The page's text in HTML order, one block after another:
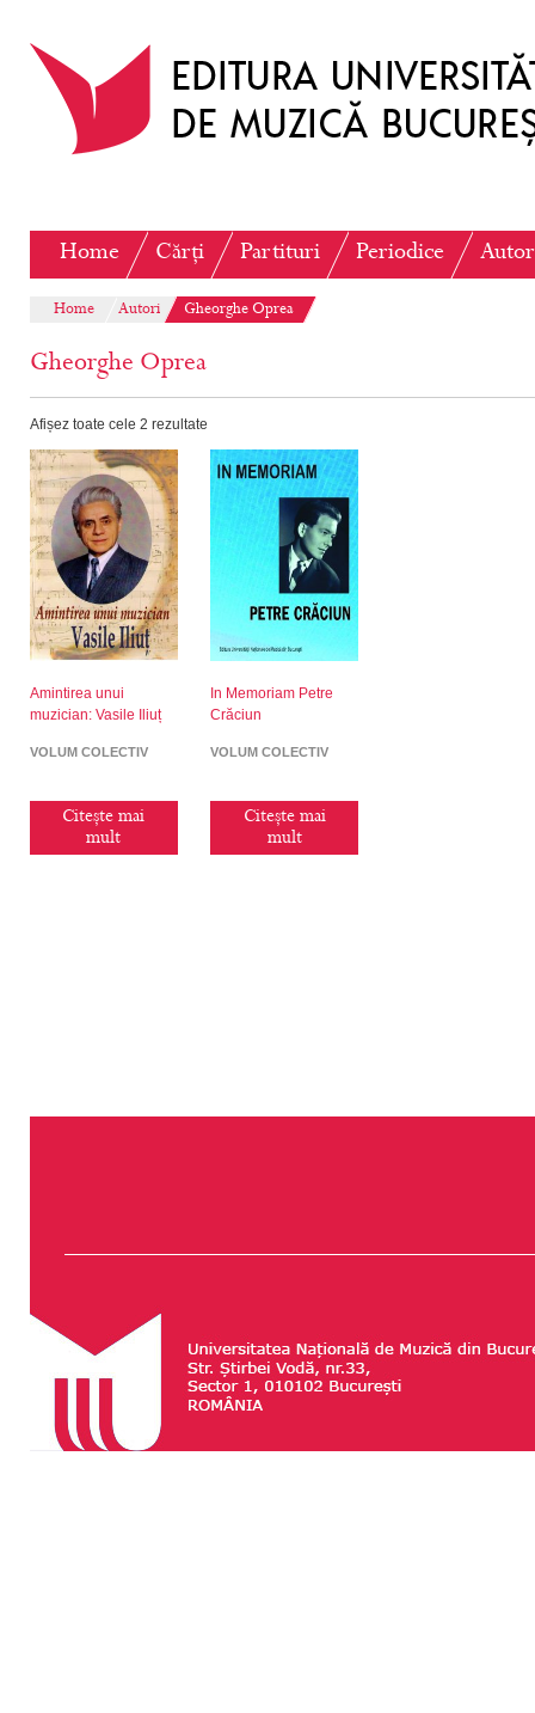
Home Cărți Partituri Periodice
Home Autori Gheorghe Oprea
Gheorghe Oprea
Afișez toate cele 2 rezultate
Amintirea unui
muzician: Vasile Iliuț
VOLUM COLECTIV
Citește mai
mult
In Memoriam Petre
Crăciun
VOLUM COLECTIV
Citește mai
mult